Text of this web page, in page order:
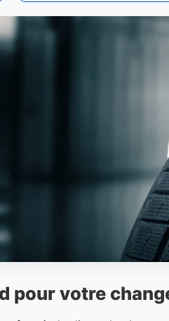
pour votre